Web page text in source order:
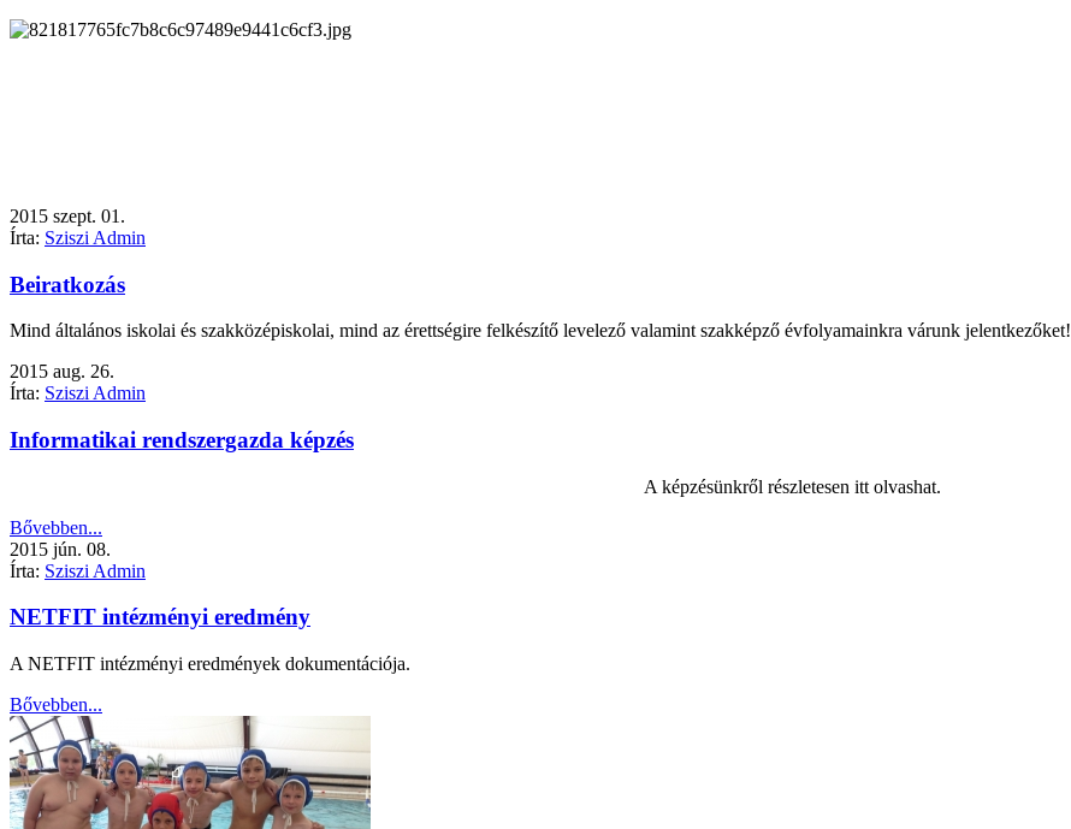
2015 szept. 01.
Írta: Sziszi Admin
Beiratkozás
Mind általános iskolai és szakközépiskolai, mind az érettségire felkészítő levelező valamint szakképző évfolyamainkra várunk jelentkezőket!
2015 aug. 26.
Írta: Sziszi Admin
Informatikai rendszergazda képzés
A képzésünkről részletesen itt olvashat.
Bővebben...
2015 jún. 08.
Írta: Sziszi Admin
NETFIT intézményi eredmény
A NETFIT intézményi eredmények dokumentációja.
Bővebben...